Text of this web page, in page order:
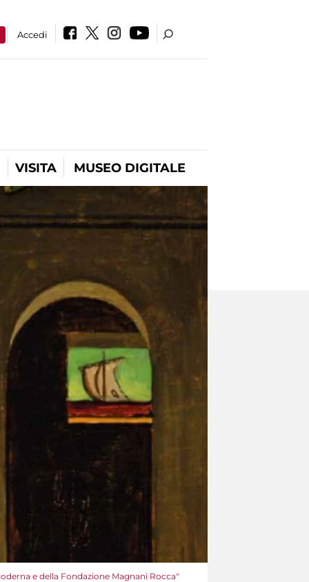
Accedi
VISITA MUSEO DIGITALE
e della Fondazione Magnani Rocca"